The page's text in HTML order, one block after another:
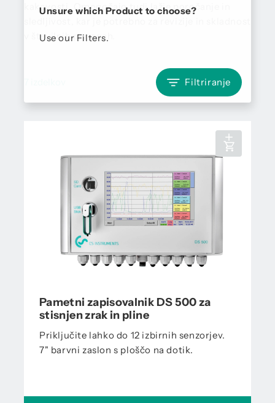
kakovosti. Omogočajo tudi lažje poročanje in
v številnih panogah.
Unsure which Product to choose?
Use our Filters.
Filtriranje
Pametni zapisovalnik DS 500 za
stisnjen zrak in pline
Priključite lahko do 12 izbirnih senzorjev.
7" barvni zaslon s ploščo na dotik.